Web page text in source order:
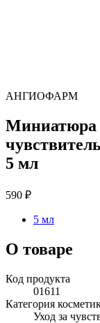
АНГИОФАРМ
Миниатюра
5 мл
590 ₽
5 мл
О товаре
Код продукта
01611
Категория
Уход за